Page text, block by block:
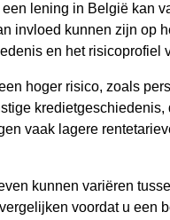
lening in België kan
invloed kunnen zijn op
en het risicoprofiel
hoger risico, zoals
vaak lagere
kunnen variëren
voordat u een